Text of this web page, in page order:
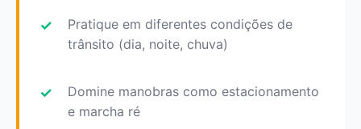
Pratique em diferentes condições de
trânsito (dia, noite, chuva)
Domine manobras como estacionamento
e marcha ré